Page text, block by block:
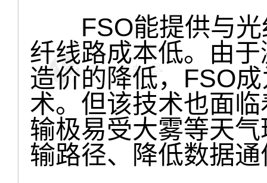
FSO能提供与光
纤线路成本低。由
造价的降低，FSO
术。但该技术也面
输极易受大雾等天
输路径、降低数据